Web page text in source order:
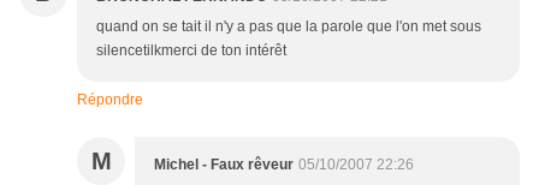
quand on se tait il n'y a pas que la parole que l'on met sous
silencetilkmerci de ton intérêt
Répondre
M Michel - Faux rêveur 05/10/2007 22:26